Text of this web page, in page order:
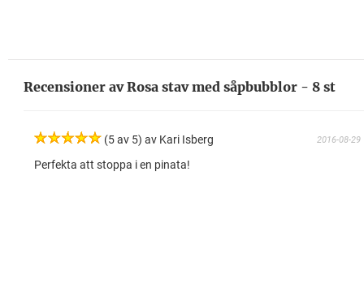
Recensioner av Rosa stav med såpbubblor - 8 st
(5 av 5) av Kari Isberg 2016-08-29
Perfekta att stoppa i en pinata!